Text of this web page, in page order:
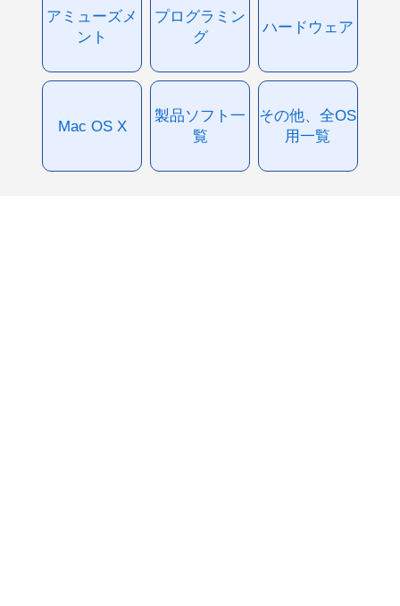
アミューズメ
ント
プログラミン
グ
ハードウェア
Mac OS X
製品ソフト一
覧
その他、全OS
用一覧